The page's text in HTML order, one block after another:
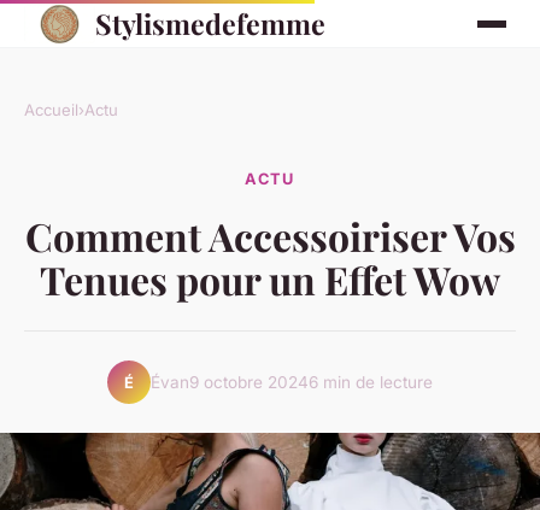
Stylismedefemme
Accueil›Actu
ACTU
Comment Accessoiriser Vos
Tenues pour un Effet Wow
É Évan9 octobre 20246 min de lecture